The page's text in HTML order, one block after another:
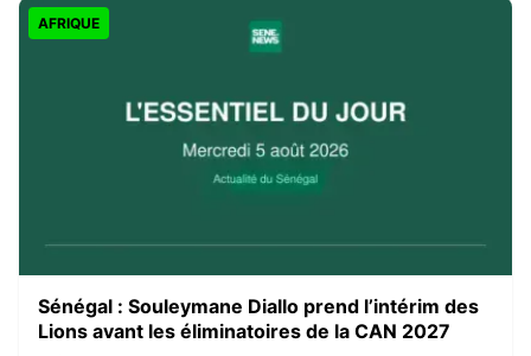
AFRIQUE
Sénégal : Souleymane Diallo prend l’intérim des
Lions avant les éliminatoires de la CAN 2027